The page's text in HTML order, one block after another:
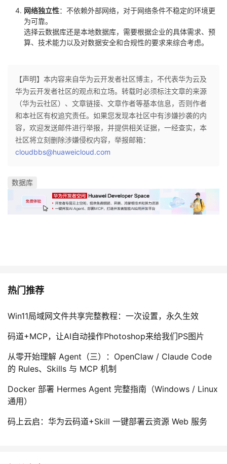
网络独立性：不依赖外部网络，对于网络条件不稳定的环境更
为可靠。
选择云数据库还是本地数据库，需要根据企业的具体需求、预
算、技术能力以及对数据安全和合规性的要求来综合考虑。
【声明】本内容来自华为云开发者社区博主，不代表华为云及
华为云开发者社区的观点和立场。转载时必须标注文章的来源
（华为云社区）、文章链接、文章作者等基本信息，否则作者
和本社区有权追究责任。如果您发现本社区中有涉嫌抄袭的内
容，欢迎发送邮件进行举报，并提供相关证据，一经查实，本
社区将立刻删除涉嫌侵权内容，举报邮箱：
cloudbbs@huaweicloud.com
数据库
热门推荐
Win11局域网文件共享完整教程：一次设置，永久生效
码道+MCP，让AI自动操作Photoshop来给我们PS图片
从零开始理解 Agent（三）：OpenClaw / Claude Code
的 Rules、Skills 与 MCP 机制
Docker 部署 Hermes Agent 完整指南（Windows / Linux
通用）
码上云启：华为云码道+Skill 一键部署云资源 Web 服务